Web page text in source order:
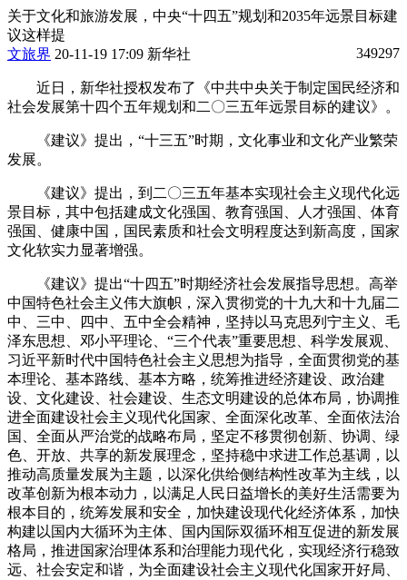
关于文化和旅游发展，中央“十四五”规划和2035年远景目标建
议这样提
文旅界 20-11-19 17:09 新华社 349297
近日，新华社授权发布了《中共中央关于制定国民经济和
社会发展第十四个五年规划和二〇三五年远景目标的建议》。
《建议》提出，“十三五”时期，文化事业和文化产业繁荣
发展。
《建议》提出，到二〇三五年基本实现社会主义现代化远
景目标，其中包括建成文化强国、教育强国、人才强国、体育
强国、健康中国，国民素质和社会文明程度达到新高度，国家
文化软实力显著增强。
《建议》提出“十四五”时期经济社会发展指导思想。高举
中国特色社会主义伟大旗帜，深入贯彻党的十九大和十九届二
中、三中、四中、五中全会精神，坚持以马克思列宁主义、毛
泽东思想、邓小平理论、“三个代表”重要思想、科学发展观、
习近平新时代中国特色社会主义思想为指导，全面贯彻党的基
本理论、基本路线、基本方略，统筹推进经济建设、政治建
设、文化建设、社会建设、生态文明建设的总体布局，协调推
进全面建设社会主义现代化国家、全面深化改革、全面依法治
国、全面从严治党的战略布局，坚定不移贯彻创新、协调、绿
色、开放、共享的新发展理念，坚持稳中求进工作总基调，以
推动高质量发展为主题，以深化供给侧结构性改革为主线，以
改革创新为根本动力，以满足人民日益增长的美好生活需要为
根本目的，统筹发展和安全，加快建设现代化经济体系，加快
构建以国内大循环为主体、国内国际双循环相互促进的新发展
格局，推进国家治理体系和治理能力现代化，实现经济行稳致
远、社会安定和谐，为全面建设社会主义现代化国家开好局、